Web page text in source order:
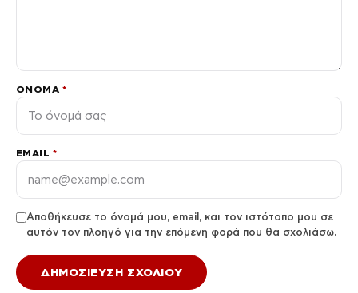
ΌΝΟΜΑ *
EMAIL *
Αποθήκευσε το όνομά μου, email, και τον ιστότοπο μου σε
αυτόν τον πλοηγό για την επόμενη φορά που θα σχολιάσω.